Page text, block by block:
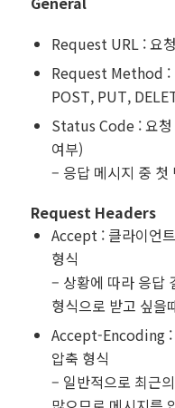
Request URL : 요
Request Method :
POST, PUT,
Status Code : 요청
여부)
– 응답 메시지 중 첫
Request Headers
Accept : 클라이언
형식
– 상황에 따라 응답
형식으로 받고 싶을
Accept-Encoding :
압축 형식
– 일반적으로 최근